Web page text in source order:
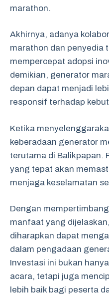
marathon.
Akhirnya, adanya
marathon dan penyedia
mempercepat adopsi
demikian, generator
depan dapat menjadi
responsif terhadap
Ketika
keberadaan generator
terutama di Balikpapan.
yang tepat akan
menjaga keselamatan
Dengan
manfaat yang
diharapkan dapat
dalam pengadaan
Investasi ini bukan
acara, tetapi juga
lebih baik bagi peserta